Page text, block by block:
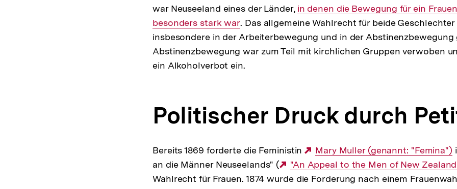
war Neuseeland eines der Länder, Interner
Link:
in denen die Bewegung für ein
besonders stark war. Das allgemeine Wahlrecht für beide
insbesondere in der Arbeiterbewegung und in der Abstinenzbewegung
Abstinenzbewegung war zum Teil mit kirchlichen Gruppen verwoben
ein Alkoholverbot ein.
Politischer Druck durch
Bereits 1869 forderte die Feministin
Externer
Link:
Mary Muller (genannt: "Femina")
an die Männer Neuseelands" (
Externer
Link:
"An Appeal to the Men of New
Wahlrecht für Frauen. 1874 wurde die Forderung nach einem